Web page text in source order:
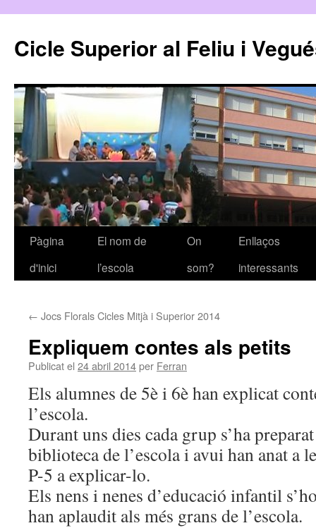
Cicle Superior al Feliu i
Vés
Pàgina
d'inici
El nom de
l’escola
On
som?
Enllaços
interessants
← Jocs Florals Cicles Mitjà i Superior 2014
Expliquem contes als petits
Publicat el 24 abril 2014per Ferran
Els alumnes de 5è i 6è han explicat
l’escola.
Durant uns dies cada grup s’ha
biblioteca de l’escola i avui han anat a
P-5 a explicar-lo.
Els nens i nenes d’educació infantil
han aplaudit als més grans de l’escola.